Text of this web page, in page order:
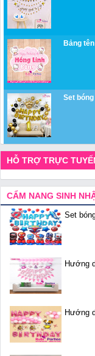
Bảng
Set
HỖ TRỢ TRỰC
CẨM NANG SINH
Set
Hướng
Hướng